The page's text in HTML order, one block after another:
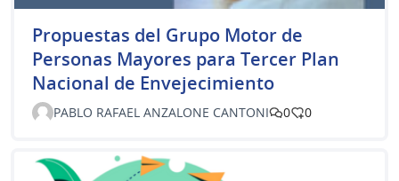
Propuestas del Grupo Motor de
Personas Mayores para Tercer Plan
Nacional de Envejecimiento
PABLO RAFAEL ANZALONE CANTONI 0 0